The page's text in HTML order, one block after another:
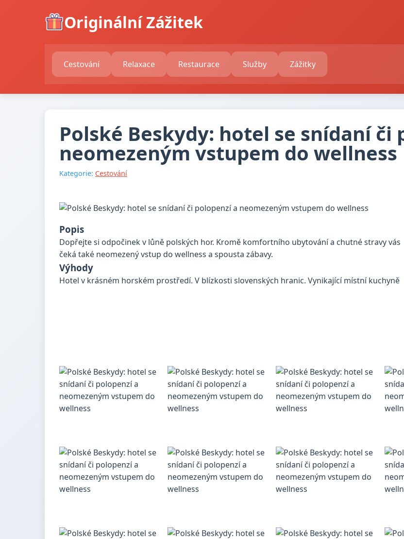
Originální Zážitek
Cestování Relaxace Restaurace Služby Zážitky
Polské Beskydy: hotel se snídaní či
neomezeným vstupem do wellness
Kategorie: Cestování
Popis
Dopřejte si odpočinek v lůně polských hor. Kromě komfortního ubytování a chutné stravy vás
čeká také neomezený vstup do wellness a spousta zábavy.
Výhody
Hotel v krásném horském prostředí. V blízkosti slovenských hranic. Vynikající místní kuchyně